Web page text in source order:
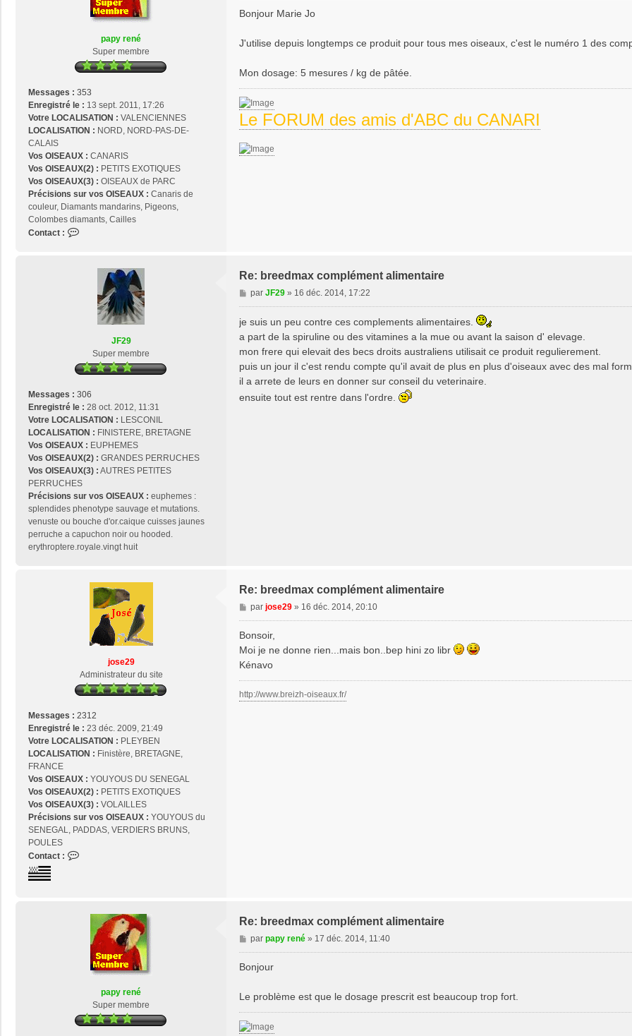
papy rené
Super membre
Messages : 353
Enregistré le : 13 sept. 2011, 17:26
Votre LOCALISATION : VALENCIENNES
LOCALISATION : NORD, NORD-PAS-DE-
CALAIS
Vos OISEAUX : CANARIS
Vos OISEAUX(2) : PETITS EXOTIQUES
Vos OISEAUX(3) : OISEAUX de PARC
Précisions sur vos OISEAUX : Canaris de
couleur, Diamants mandarins, Pigeons,
Colombes diamants, Cailles
Contact :
p
r
e
n
é
g
Bonjour Marie Jo
J'utilise depuis longtemps ce produit pour tous mes oiseaux, c'est le numéro 1 des
Mon dosage: 5 mesures / kg de pâtée.
Le FORUM des amis d'ABC du CANARI
JF29
Super membre
Messages : 306
Enregistré le : 28 oct. 2012, 11:31
Votre LOCALISATION : LESCONIL
LOCALISATION : FINISTERE, BRETAGNE
Vos OISEAUX : EUPHEMES
Vos OISEAUX(2) : GRANDES PERRUCHES
Vos OISEAUX(3) : AUTRES PETITES
PERRUCHES
Précisions sur vos OISEAUX : euphemes :
splendides phenotype sauvage et mutations.
venuste ou bouche d'or.caique cuisses jaunes
perruche a capuchon noir ou hooded.
erythroptere.royale.vingt huit
Re: breedmax complément alimentaire
M
e
a
g
e
par JF29» 16 déc. 2014, 17:22
je suis un peu contre ces complements alimentaires.
a part de la spiruline ou des vitamines a la mue ou avant la saison d' elevage.
mon frere qui elevait des becs droits australiens utilisait ce produit regulierement.
puis un jour il c'est rendu compte qu'il avait de plus en plus d'oiseaux avec des mal
il a arrete de leurs en donner sur conseil du veterinaire.
ensuite tout est rentre dans l'ordre.
jose29
Administrateur du site
Messages : 2312
Enregistré le : 23 déc. 2009, 21:49
Votre LOCALISATION : PLEYBEN
LOCALISATION : Finistère, BRETAGNE,
FRANCE
Vos OISEAUX : YOUYOUS DU SENEGAL
Vos OISEAUX(2) : PETITS EXOTIQUES
Vos OISEAUX(3) : VOLAILLES
Précisions sur vos OISEAUX : YOUYOUS du
SENEGAL, PADDAS, VERDIERS BRUNS,
POULES
Contact :
2
Re: breedmax complément alimentaire
M
e
a
g
e
par jose29» 16 déc. 2014, 20:10
Bonsoir,
Moi je ne donne rien...mais bon..bep hini zo libr
Kénavo
http://www.breizh-oiseaux.fr/
papy rené
Super membre
Re: breedmax complément alimentaire
M
e
g
e
par papy rené» 17 déc. 2014, 11:40
Bonjour
Le problème est que le dosage prescrit est beaucoup trop fort.